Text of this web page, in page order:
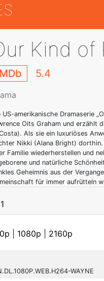
Kind of
5.4
US-amerikanische Dramaserie
Oits Graham und erzählt
Als sie ein luxuriöses
Nikki (Alana Bright)
Familie wiederherstellen und
und natürliche
Geheimnis aus der
für immer aufrütteln
1080p 2160p
WAYNE